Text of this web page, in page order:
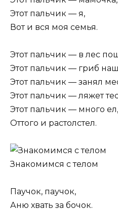
Этот пальчик — я,
Вот и вся моя семья.
Этот пальчик — в лес
Этот пальчик — гриб
Этот пальчик — занял
Этот пальчик — ляжет
Этот пальчик — много ел,
Оттого и растолстел.
Знакомимся с телом
Паучок, паучок,
Аню хвать за бочок.